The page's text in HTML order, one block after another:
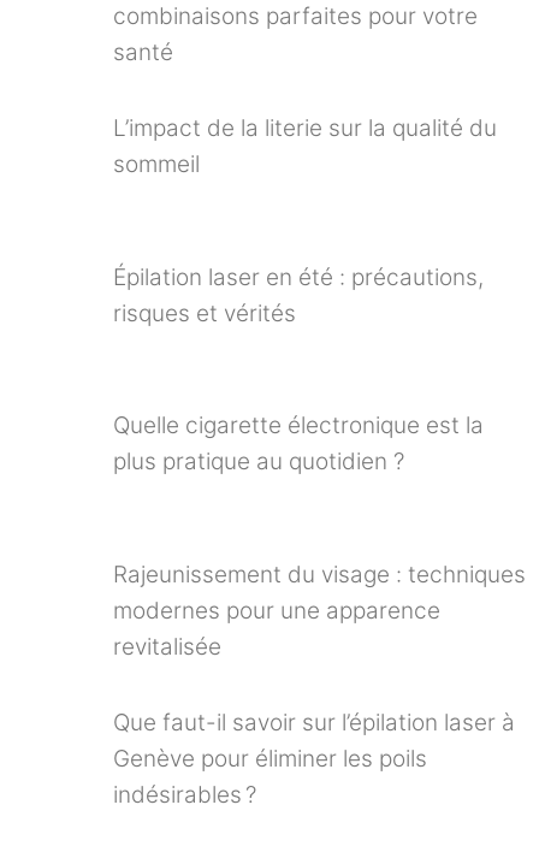
combinaisons parfaites pour votre
santé
L’impact de la literie sur la qualité du
sommeil
Épilation laser en été : précautions,
risques et vérités
Quelle cigarette électronique est la
plus pratique au quotidien ?
Rajeunissement du visage : techniques
modernes pour une apparence
revitalisée
Que faut-il savoir sur l’épilation laser à
Genève pour éliminer les poils
indésirables ?